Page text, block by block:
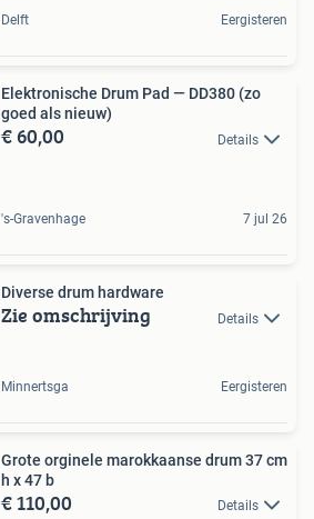
Delft Eergisteren
Elektronische Drum Pad — DD380 (zo
goed als nieuw)
€ 60,00 Details
's-Gravenhage 7 jul 26
Diverse drum hardware
Zie omschrijving Details
Minnertsga Eergisteren
Grote orginele marokkaanse drum 37 cm
h x 47 b
€ 110,00 Details